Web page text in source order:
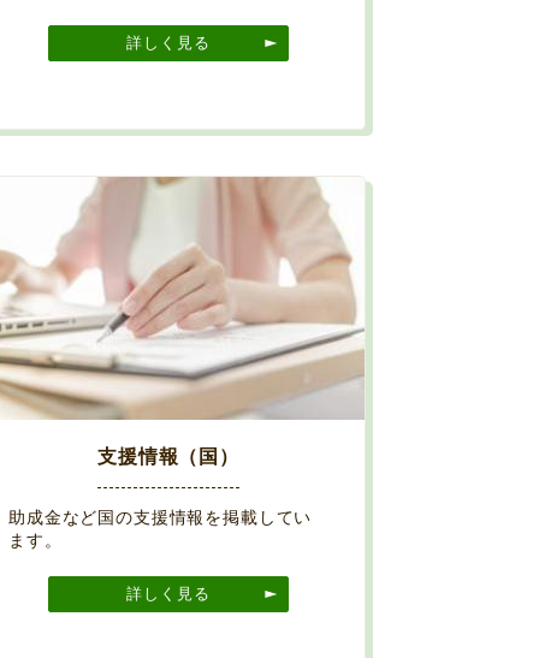
詳しく見る
支援情報（国）
助成金など国の支援情報を掲載してい
ます。
詳しく見る